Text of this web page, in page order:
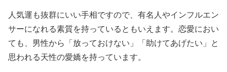
人気運も抜群にいい手相ですので、有名人やインフルエン
サーになれる素質を持っているともいえます。恋愛におい
ても、男性から「放っておけない」「助けてあげたい」と
思われる天性の愛嬌を持っています。